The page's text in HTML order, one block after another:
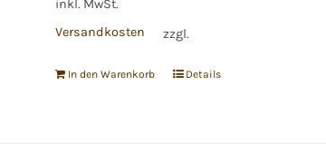
inkl. MwSt.
zzgl.
Versandkosten
In den Warenkorb Details